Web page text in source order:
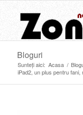
Bloguri
Sunteți aici: Acasa /
iPad2, un plus pentru